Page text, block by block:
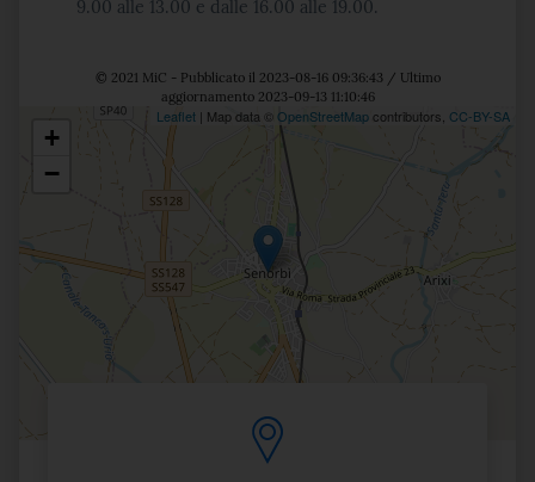
9.00 alle 13.00 e dalle 16.00 alle 19.00.
© 2021 MiC - Pubblicato il 2023-08-16 09:36:43 / Ultimo
aggiornamento 2023-09-13 11:10:46
Posizione
+
−
Leaflet | Map data © OpenStreetMapcontributors, CC-BY-SA